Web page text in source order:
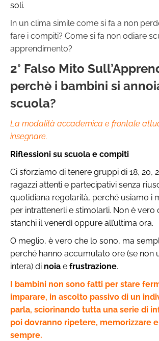
soli.
In un clima simile come si fa a non
fare i compiti? Come si fa non odiare
apprendimento?
2° Falso Mito
perchè i bambini si
scuola?
La modalità accademica e frontale
insegnare.
Riflessioni su scuola e compiti
Ci sforziamo di tenere gruppi di 18, 20,
ragazzi attenti e partecipativi senza
quotidiana regolarità, perché usiamo i
per intrattenerli e stimolarli. Non è vero
stanchi il venerdì oppure all’ultima ora.
O meglio, è vero che lo sono, ma
perché hanno accumulato ore (se non
intera) di noia e frustrazione.
I bambini non sono fatti per stare
imparare, in ascolto passivo di un
parla, sciorinando tutta una serie di
poi dovranno ripetere, memorizzare
sempre.